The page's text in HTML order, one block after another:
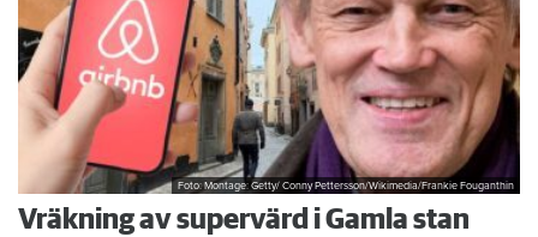
Foto: Montage: Getty/ Conny Pettersson/Wikimedia/Frankie Fouganthin
Vräkning av supervärd i Gamla stan